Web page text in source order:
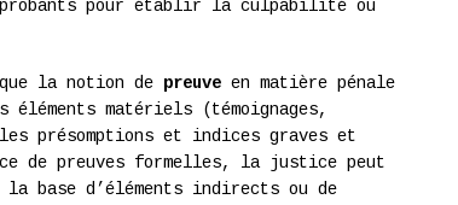
pour établir la culpabilité ou
la notion de preuve en matière pénale
matériels (témoignages,
présomptions et indices graves et
de preuves formelles, la justice peut
base d’éléments indirects ou de